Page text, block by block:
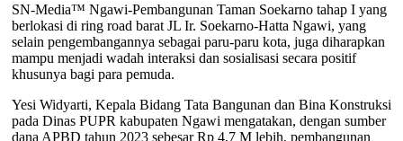
SN-Media™ Ngawi-Pembangunan Taman Soekarno tahap I yang
berlokasi di ring road barat JL Ir. Soekarno-Hatta Ngawi, yang
selain pengembangannya sebagai paru-paru kota, juga diharapkan
mampu menjadi wadah interaksi dan sosialisasi secara positif
khusunya bagi para pemuda.
Yesi Widyarti, Kepala Bidang Tata Bangunan dan Bina Konstruksi
pada Dinas PUPR kabupaten Ngawi mengatakan, dengan sumber
dana APBD tahun 2023 sebesar Rp 4,7 M lebih, pembangunan